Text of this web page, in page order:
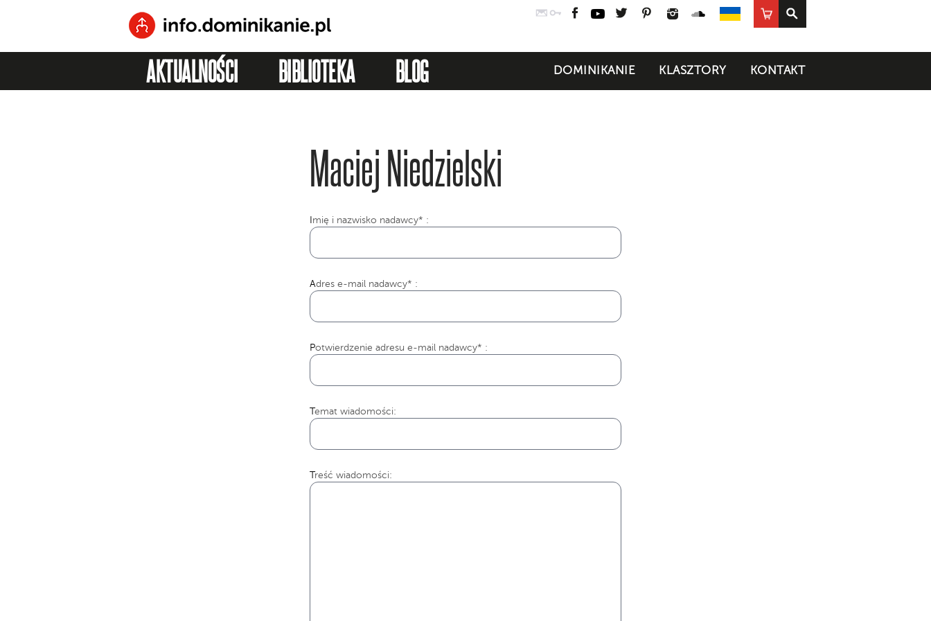
PocztaLogowanie
Facebook
YouTubeTwitterPinterestInstagramSoundCloud
UA
Sklep
AKTUALNOŚCI BIBLIOTEKA BLOG KONTAKT
KLASZTORY
DOMINIKANIE
Maciej Niedzielski
mię i nazwisko nadawcy* :
Adres e-mail nadawcy* :
Potwierdzenie adresu e-mail nadawcy* :
Temat wiadomości:
Treść wiadomości: